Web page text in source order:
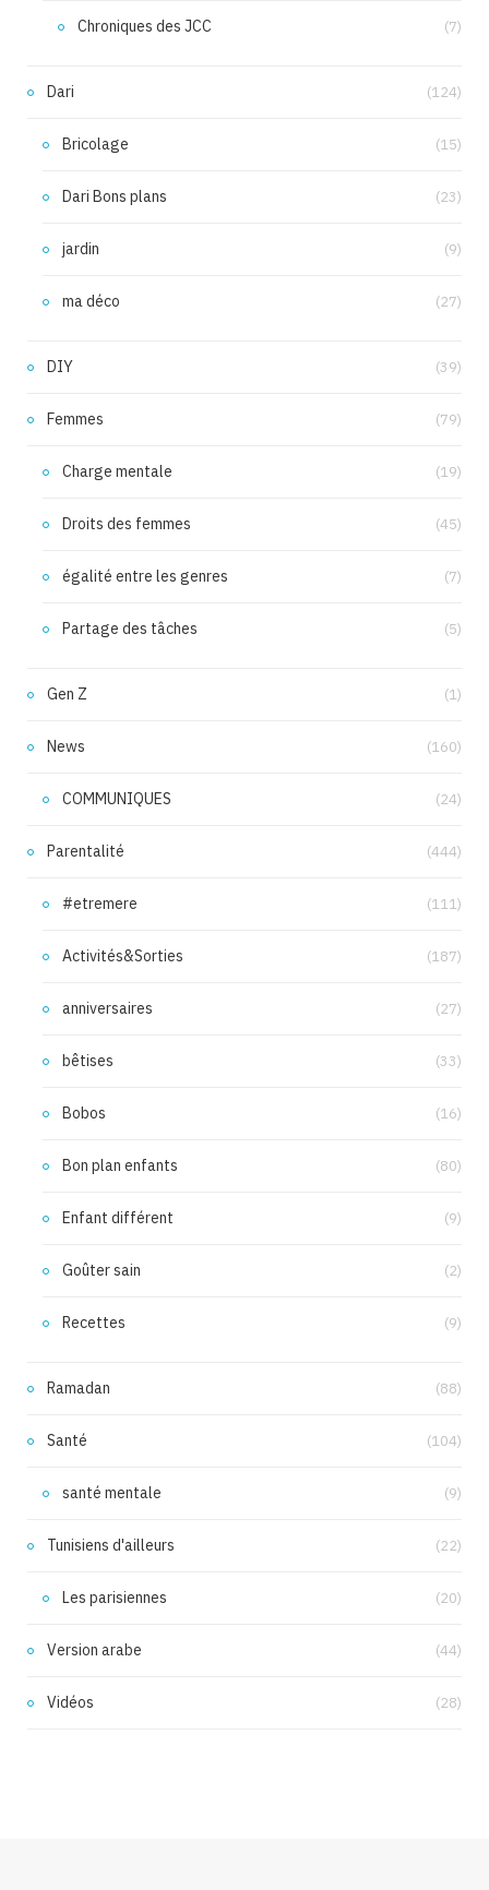
Chroniques des JCC (7)
Dari (124)
Bricolage (15)
Dari Bons plans (23)
jardin (9)
ma déco (27)
DIY (39)
Femmes (79)
Charge mentale (19)
Droits des femmes (45)
égalité entre les genres (7)
Partage des tâches (5)
Gen Z (1)
News (160)
COMMUNIQUES (24)
Parentalité (444)
#etremere (111)
Activités&Sorties (187)
anniversaires (27)
bêtises (33)
Bobos (16)
Bon plan enfants (80)
Enfant différent (9)
Goûter sain (2)
Recettes (9)
Ramadan (88)
Santé (104)
santé mentale (9)
Tunisiens d'ailleurs (22)
Les parisiennes (20)
Version arabe (44)
Vidéos (28)